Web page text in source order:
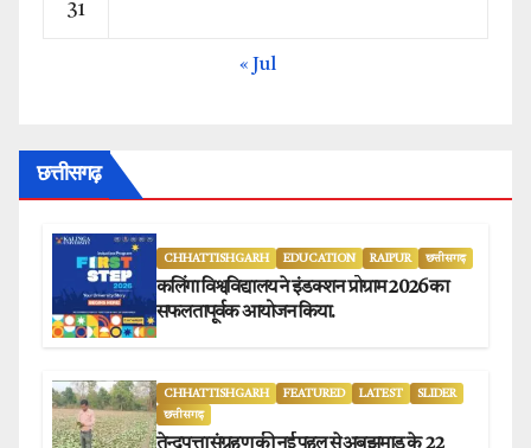
31
« Jul
छत्तीसगढ़
CHHATTISHGARH EDUCATION RAIPUR छत्तीसगढ़
कलिंगा विश्वविद्यालय ने इंडक्शन प्रोग्राम 2026 का
सफलतापूर्वक आयोजन किया.
CHHATTISHGARH FEATURED LATEST
SLIDER
छत्तीसगढ़